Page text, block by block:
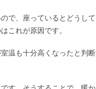
で、座っているとどうして
これが原因です。
温も十分高くなったと判断